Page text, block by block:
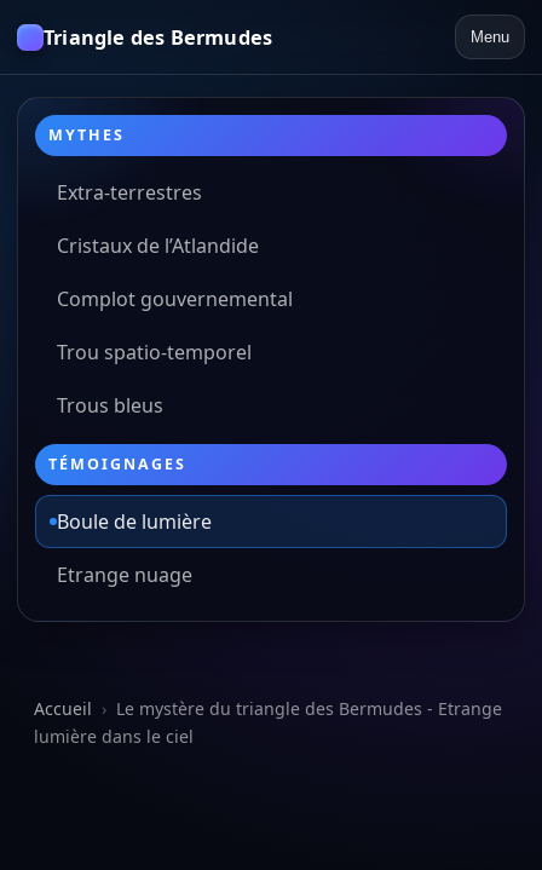
Triangle des Bermudes Menu
MYTHES
Extra-terrestres
Cristaux de l’Atlandide
Complot gouvernemental
Trou spatio-temporel
Trous bleus
TÉMOIGNAGES
Boule de lumière
Etrange nuage
Accueil › Le mystère du triangle des Bermudes - Etrange
lumière dans le ciel